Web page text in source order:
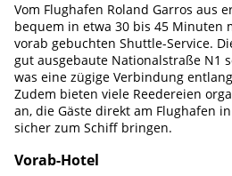
Vom Flughafen Roland Garros aus
bequem in etwa 30 bis 45 Minuten
vorab gebuchten Shuttle-Service.
gut ausgebaute Nationalstraße N1
was eine zügige Verbindung
Zudem bieten viele Reedereien
an, die Gäste direkt am Flughafen
sicher zum Schiff bringen.
Vorab-Hotel